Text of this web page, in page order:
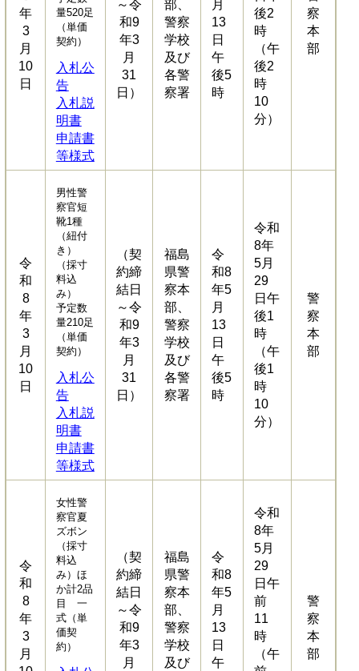
年
3
月
10
日
量520足
（単価
契約）
入札公
告
入札説
明書
申請書
等様式
～令
和9
年3
月
31
日）
部、
警察
学校
及び
各警
察署
月
13
日
午
後5
時
後2
時
（午
後2
時
10
分）
察
本
部
令
和
8
年
3
月
10
日
男性警
察官短
靴1種
（紐付
き）
（採寸
料込
み）
予定数
量210足
（単価
契約）
入札公
告
入札説
明書
申請書
等様式
（契
約締
結日
～令
和9
年3
月
31
日）
福島
県警
察本
部、
警察
学校
及び
各警
察署
令
和8
年5
月
13
日
午
後5
時
令和
8年
5月
29
日午
後1
時
（午
後1
時
10
分）
警
察
本
部
令
和
8
年
3
月
女性警
察官夏
ズボン
（採寸
料込
み）ほ
か計2品
目 一
式（単
価契
約）
（契
約締
結日
～令
和9
年3
月
福島
県警
察本
部、
警察
学校
及び
令
和8
年5
月
13
日
午
令和
8年
5月
29
日午
前
11
時
（午
警
察
本
部